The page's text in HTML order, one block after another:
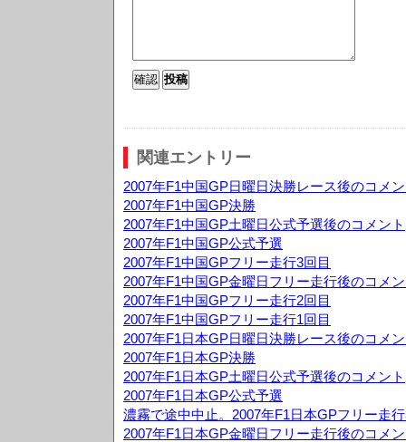
関連エントリー
2007年F1中国GP日曜日決勝レース後のコメ
2007年F1中国GP決勝
2007年F1中国GP土曜日公式予選後のコメント
2007年F1中国GP公式予選
2007年F1中国GPフリー走行3回目
2007年F1中国GP金曜日フリー走行後のコメ
2007年F1中国GPフリー走行2回目
2007年F1中国GPフリー走行1回目
2007年F1日本GP日曜日決勝レース後のコメ
2007年F1日本GP決勝
2007年F1日本GP土曜日公式予選後のコメント
2007年F1日本GP公式予選
濃霧で途中中止。2007年F1日本GPフリー走
2007年F1日本GP金曜日フリー走行後のコメ